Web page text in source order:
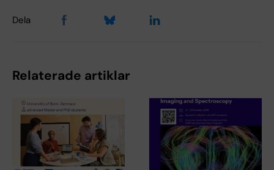
Dela
Relaterade artiklar